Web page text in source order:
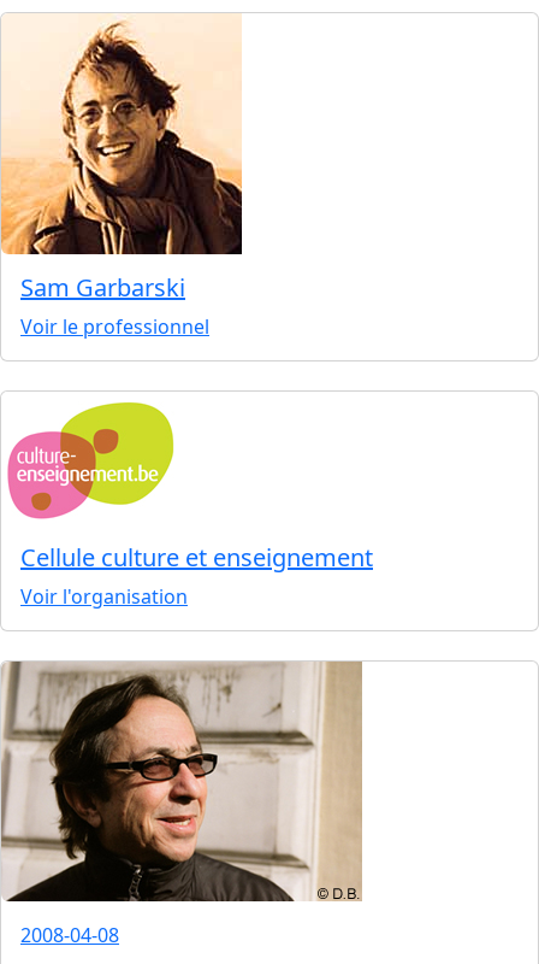
Sam Garbarski
Voir le professionnel
Cellule culture et enseignement
Voir l'organisation
2008-04-08